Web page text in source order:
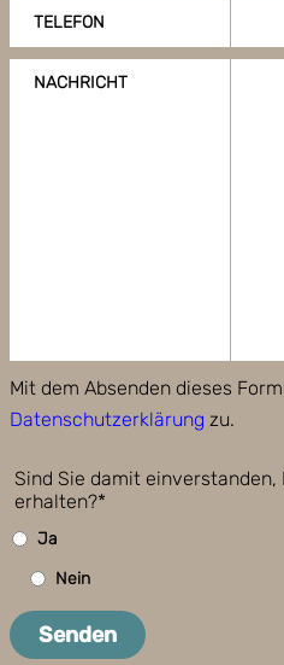
TELEFON
NACHRICHT
Mit dem Absenden dieses
Datenschutzerklärung zu.
Sind Sie damit
erhalten?*
Ja
Nein
Senden